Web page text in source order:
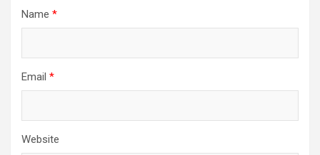
Name *
Email *
Website